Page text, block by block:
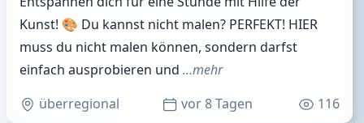
Kunst! 🎨 Du kannst nicht malen? PERFEKT! HIER
muss du nicht malen können, sondern darfst
einfach ausprobieren und …mehr
überregional
vor 8 Tagen 116